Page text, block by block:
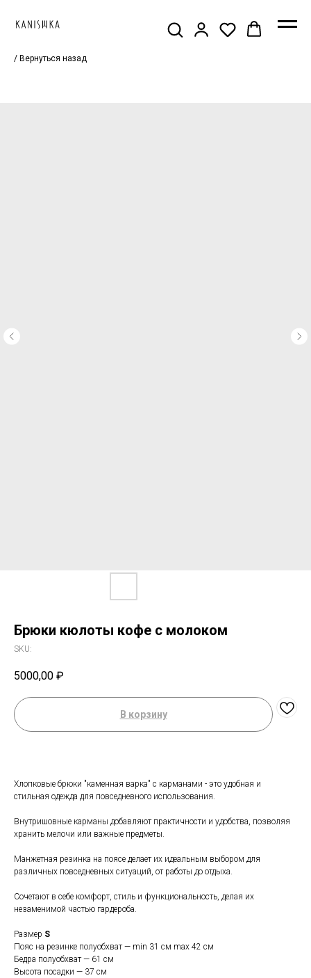
/ Вернуться назад
Брюки кюлоты кофе с молоком
SKU:
5000,00 ₽
В корзину
Хлопковые брюки "каменная варка" с карманами - это удобная и
стильная одежда для повседневного использования.
Внутришовные карманы добавляют практичности и удобства, позволяя
хранить мелочи или важные предметы.
Манжетная резинка на поясе делает их идеальным выбором для
различных повседневных ситуаций, от работы до отдыха.
Сочетают в себе комфорт, стиль и функциональность, делая их
незаменимой частью гардероба.
Размер S
Пояс на резинке полуобхват — min 31 см max 42 см
Бедра полуобхват — 61 см
Высота посадки — 37 см